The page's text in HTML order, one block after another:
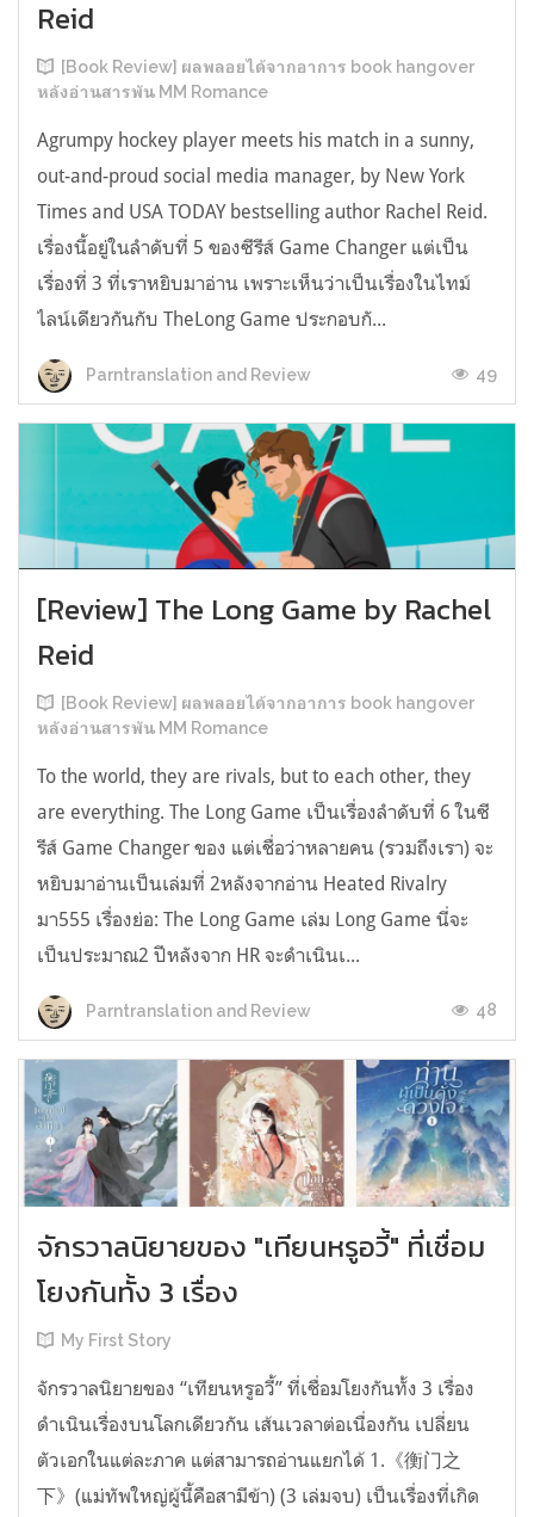
Reid
[Book Review] ผลพลอยได้จากอาการ book hangover
หลังอ่านสารพัน MM Romance
Agrumpy hockey player meets his match in a sunny,
out-and-proud social media manager, by New York
Times and USA TODAY bestselling author Rachel Reid.
เรื่องนี้อยู่ในลำดับที่ 5 ของซีรีส์ Game Changer แต่เป็น
เรื่องที่ 3 ที่เราหยิบมาอ่าน เพราะเห็นว่าเป็นเรื่องในไทม์
ไลน์เดียวกันกับ TheLong Game ประกอบกั...
Parntranslation and Review 49
[Review] The Long Game by Rachel
Reid
[Book Review] ผลพลอยได้จากอาการ book hangover
หลังอ่านสารพัน MM Romance
To the world, they are rivals, but to each other, they
are everything. The Long Game เป็นเรื่องลำดับที่ 6 ในซี
รีส์ Game Changer ของ แต่เชื่อว่าหลายคน (รวมถึงเรา) จะ
หยิบมาอ่านเป็นเล่มที่ 2หลังจากอ่าน Heated Rivalry
มา555 เรื่องย่อ: The Long Game เล่ม Long Game นี่จะ
เป็นประมาณ2 ปีหลังจาก HR จะดำเนินเ...
Parntranslation and Review 48
จักรวาลนิยายของ "เทียนหรูอวี้" ที่เชื่อม
โยงกันทั้ง 3 เรื่อง
My First Story
จักรวาลนิยายของ “เทียนหรูอวี้” ที่เชื่อมโยงกันทั้ง 3 เรื่อง
ดำเนินเรื่องบนโลกเดียวกัน เส้นเวลาต่อเนื่องกัน เปลี่ยน
ตัวเอกในแต่ละภาค แต่สามารถอ่านแยกได้ 1.《衡门之
下》(แม่ทัพใหญ่ผู้นี้คือสามีข้า) (3 เล่มจบ) เป็นเรื่องที่เกิด